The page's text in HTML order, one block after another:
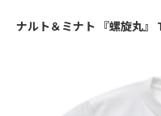
ナルト＆ミナト 『螺旋丸